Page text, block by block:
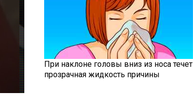
При наклоне головы вниз из носа течет
прозрачная жидкость причины